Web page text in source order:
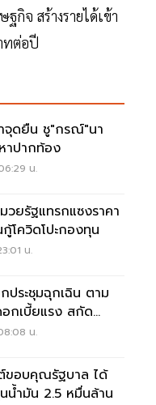
กิจ สร้างรายได้เข้า
ทต่อปี
จุดยืน ชู"กรณ์"นา
ปากท้อง
น.
ยรัฐแทรกแซงราคา
โควิดโปะกองทุน
น.
ประชุมฉุกเฉิน ตาม
กเบี้ยแรง สกัด
น.
บคุณรัฐบาล ได้
น้ำมัน 2.5 หมื่นล้าน